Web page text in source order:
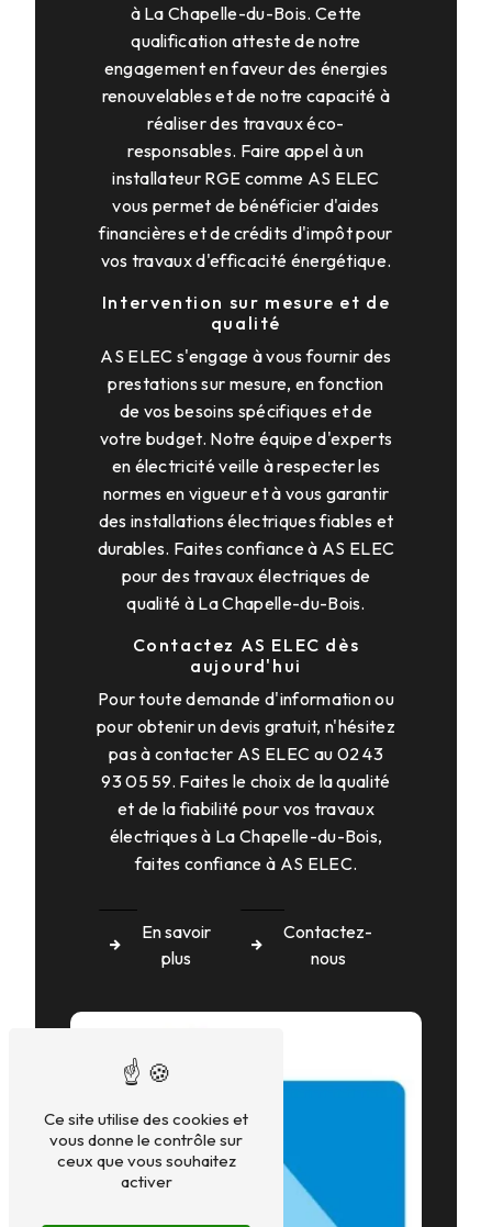
à La Chapelle-du-Bois. Cette
qualification atteste de notre
engagement en faveur des énergies
renouvelables et de notre capacité à
réaliser des travaux éco-
responsables. Faire appel à un
installateur RGE comme AS ELEC
vous permet de bénéficier d'aides
financières et de crédits d'impôt pour
vos travaux d'efficacité énergétique.
Intervention sur mesure et de
qualité
AS ELEC s'engage à vous fournir des
prestations sur mesure, en fonction
de vos besoins spécifiques et de
votre budget. Notre équipe d'experts
en électricité veille à respecter les
normes en vigueur et à vous garantir
des installations électriques fiables et
durables. Faites confiance à AS ELEC
pour des travaux électriques de
qualité à La Chapelle-du-Bois.
Contactez AS ELEC dès
aujourd'hui
Pour toute demande d'information ou
pour obtenir un devis gratuit, n'hésitez
pas à contacter AS ELEC au 02 43
93 05 59. Faites le choix de la qualité
et de la fiabilité pour vos travaux
électriques à La Chapelle-du-Bois,
faites confiance à AS ELEC.
En savoir
plus
Contactez-
nous
Ce site utilise des cookies et
vous donne le contrôle sur
ceux que vous souhaitez
activer